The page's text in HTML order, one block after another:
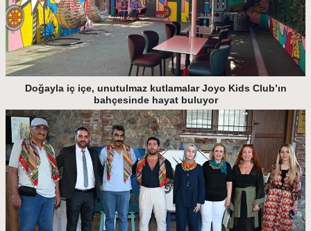
Doğayla iç içe, unutulmaz kutlamalar Joyo Kids Club’ın
bahçesinde hayat buluyor